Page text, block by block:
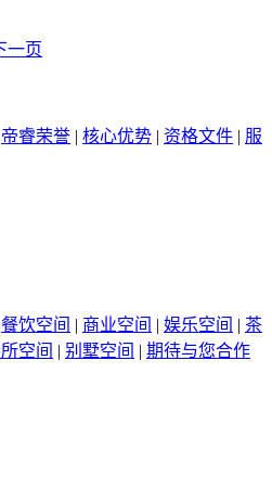
一页
帝睿荣誉 | 核心优势 | 资格文件 | 服
餐饮空间 | 商业空间 | 娱乐空间 | 茶
空间 | 别墅空间 | 期待与您合作